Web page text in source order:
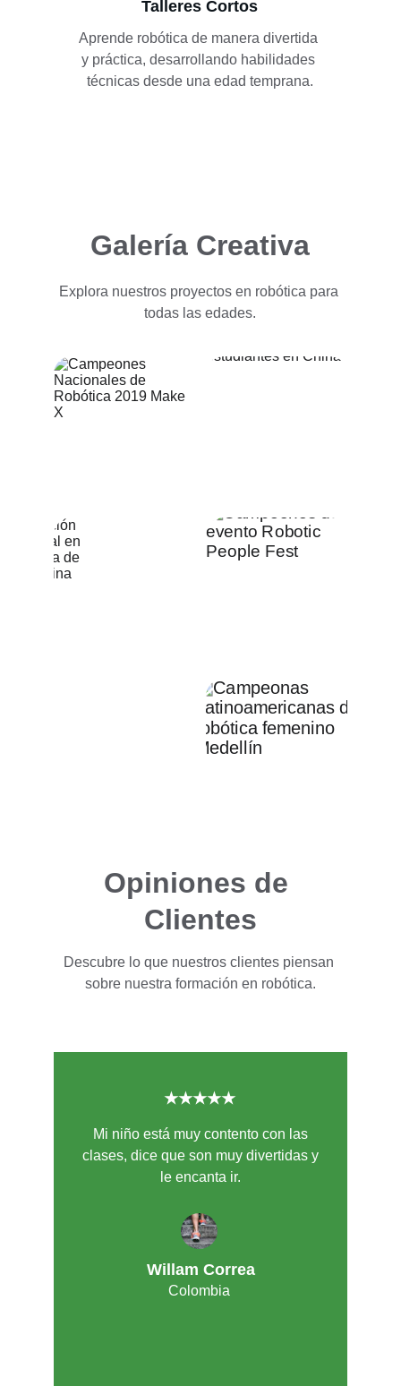
Talleres Cortos
Aprende robótica de manera divertida
y práctica, desarrollando habilidades
técnicas desde una edad temprana.
Galería Creativa
Explora nuestros proyectos en robótica para
todas las edades.
Opiniones de
Clientes
Descubre lo que nuestros clientes piensan
sobre nuestra formación en robótica.
Mi niño está muy contento con las
clases, dice que son muy divertidas y
le encanta ir.
Willam Correa
Colombia
★★★★★